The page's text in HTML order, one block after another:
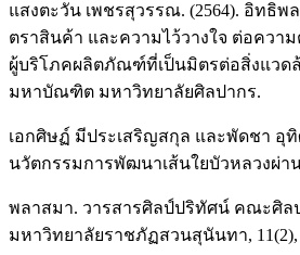
แสงตะวัน เพชรสุวรรณ. (2564). อิทธิ
ตราสินค้า และความไว้วางใจ ต่อควา
ผู้บริโภคผลิตภัณฑ์ที่เป็นมิตรต่อสิ่งแวด
มหาบัณฑิต มหาวิทยาลัยศิลปากร.
เอกศิษฏ์ มีประเสริญสกุล และพัดชา อุทิ
นวัตกรรมการพัฒนาเส้นใยบัวหลวงผ่า
พลาสมา. วารสารศิลป์ปริทัศน์ คณะศิล
มหาวิทยาลัยราชภัฏสวนสุนันทา, 11(2),